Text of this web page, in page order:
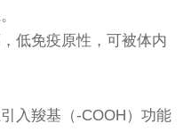
低免疫原性，可被体内
入羧基（-COOH）功能